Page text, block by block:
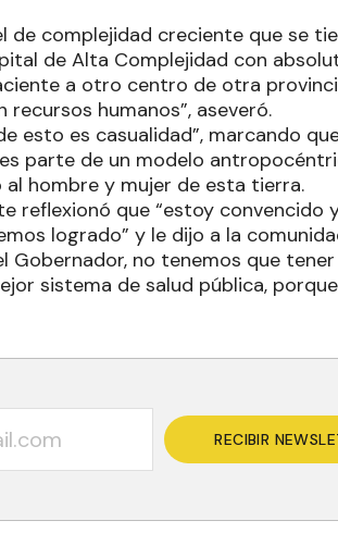
de complejidad creciente que se
de Alta Complejidad con
a otro centro de otra
humanos”, aseveró.
esto es casualidad”, marcando
parte de un modelo
hombre y mujer de esta tierra.
reflexionó que “estoy convencido
logrado” y le dijo a la
no tenemos que
sistema de salud pública,
RECIBIR